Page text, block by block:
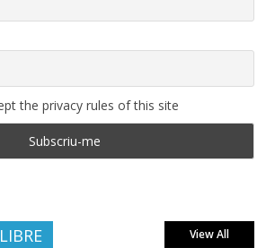
the privacy rules of this site
View All